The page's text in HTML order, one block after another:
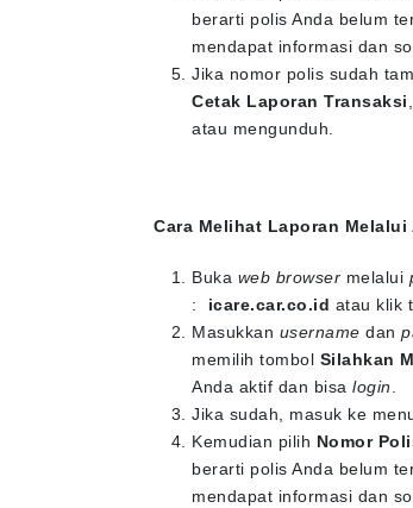
berarti polis Anda belum
mendapat informasi dan
Jika nomor polis sudah
Cetak Laporan Transaksi
atau mengunduh.
Cara Melihat Laporan
Buka web browser melalui
: icare.car.co.id atau klik
Masukkan username dan
memilih tombol Silahkan
Anda aktif dan bisa login
Jika sudah, masuk ke
Kemudian pilih Nomor
berarti polis Anda belum
mendapat informasi dan